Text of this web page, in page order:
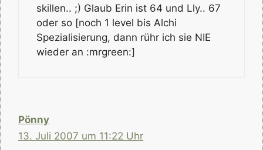
skillen.. ;) Glaub Erin ist 64 und Lly.. 67
oder so [noch 1 level bis Alchi
Spezialisierung, dann rühr ich sie NIE
wieder an :mrgreen:]
Pönny
13. Juli 2007 um 11:22 Uhr